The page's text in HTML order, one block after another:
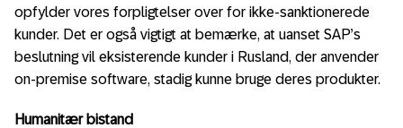
opfylder vores forpligtelser over for ikke-sanktionerede
kunder. Det er også vigtigt at bemærke, at uanset SAP’s
beslutning vil eksisterende kunder i Rusland, der anvender
on-premise software, stadig kunne bruge deres produkter.
Humanitær bistand